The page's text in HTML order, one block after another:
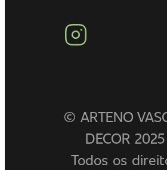
© ARTENO
DECOR 2025
Todos os